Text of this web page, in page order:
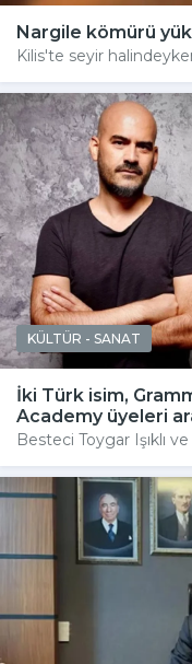
Nargile kömürü
Kilis'te seyir
KÜLTÜR - SANAT
İki Türk isim,
Academy üyeleri
Besteci Toygar Işıklı